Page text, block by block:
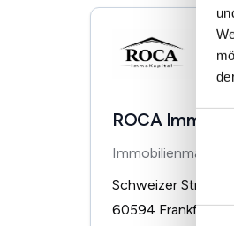
ROCA
Immobilienmakler
Schweizer Straße 11
60594 Frankfurt